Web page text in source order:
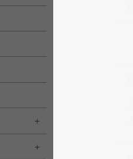
Toggle menu
Toggle menu